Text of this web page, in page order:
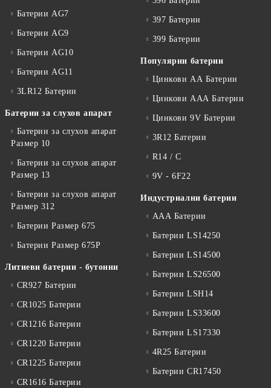
Батерии AG7
Батерии AG9
Батерии AG10
Батерии AG11
3LR12 Батерии
Батерии за слухов апарат
Батерии за слухов апарат
Размер 10
Батерии за слухов апарат
Размер 13
Батерии за слухов апарат
Размер 312
Батерии Размер 675
Батерии Размер 675P
Литиеви батерии - бутонни
CR927 Батерии
CR1025 Батерии
CR1216 Батерии
CR1220 Батерии
CR1225 Батерии
CR1616 Батерии
397 Батерии
399 Батерии
Популярни батерии
Цинкови АА Батерии
Цинкови ААА Батерии
Цинкови 9V Батерии
3R12 Батерии
R14 / C
9V - 6F22
Индустриални батерии
ААА Батерии
Батерии LS14250
Батерии LS14500
Батерии LS26500
Батерии LSH14
Батерии LS33600
Батерии LS17330
4R25 Батерии
Батерии CR17450